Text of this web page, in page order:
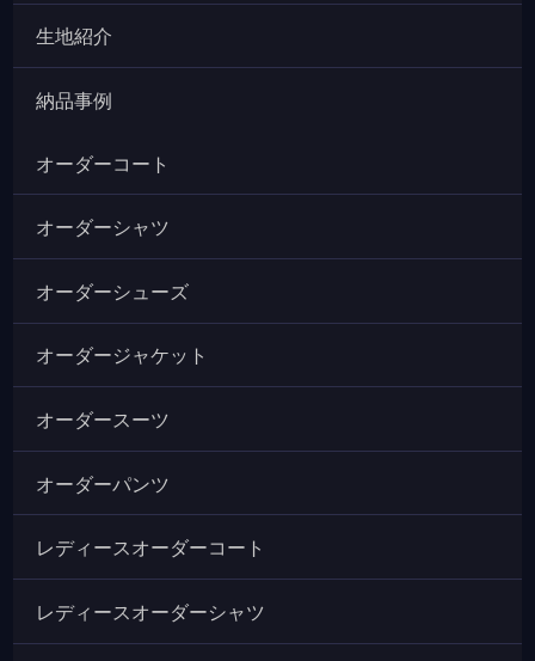
生地紹介
納品事例
オーダーコート
オーダーシャツ
オーダーシューズ
オーダージャケット
オーダースーツ
オーダーパンツ
レディースオーダーコート
レディースオーダーシャツ